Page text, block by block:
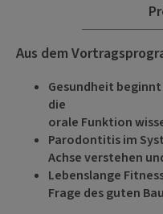
Aus dem
Gesundheit beginnt
die
orale Funktion
Parodontitis im
Achse verstehen
Lebenslange
Frage des guten